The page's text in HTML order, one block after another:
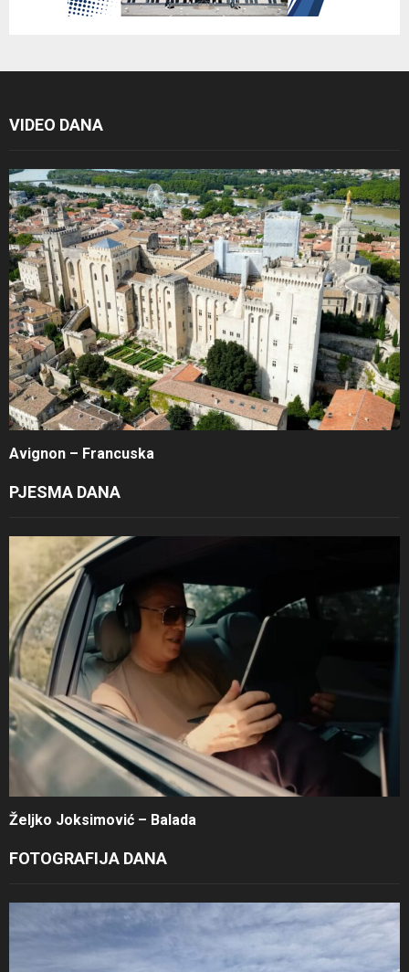
VIDEO DANA
Avignon – Francuska
PJESMA DANA
Željko Joksimović – Balada
FOTOGRAFIJA DANA